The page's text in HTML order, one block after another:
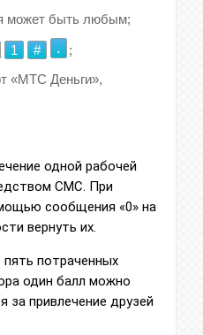
может быть любым;
1 # . ;
«МТС Деньги»,
одной рабочей
СМС. При
сообщения «0» на
вернуть их.
потраченных
один балл можно
привлечение друзей